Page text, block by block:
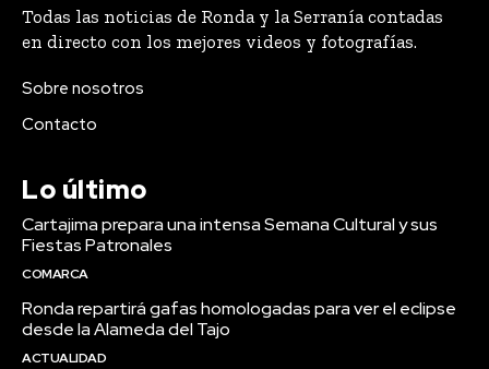
Todas las noticias de Ronda y la Serranía contadas
en directo con los mejores videos y fotografías.
Sobre nosotros
Contacto
Lo último
Cartajima prepara una intensa Semana Cultural y sus
Fiestas Patronales
COMARCA
Ronda repartirá gafas homologadas para ver el eclipse
desde la Alameda del Tajo
ACTUALIDAD